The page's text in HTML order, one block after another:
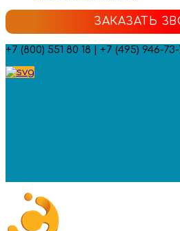
ЗАКАЗАТЬ
+7 (800) 551 80 18 | +7 (495) 946-